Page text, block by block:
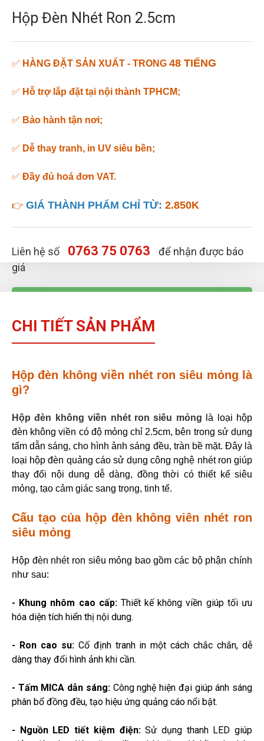
Hộp Đèn Nhét Ron 2.5cm
✅ HÀNG ĐẶT SẢN XUẤT - TRONG 48 TIẾNG
✅ Hỗ trợ lắp đặt tại nội thành TPHCM;
✅ Bảo hành tận nơi;
✅ Dễ thay tranh, in UV siêu bền;
✅ Đầy đủ hoá đơn VAT.
👉 GIÁ THÀNH PHẨM CHỈ TỪ: 2.850K
Liên hệ số 0763 75 0763
để nhận được báo
giá
0763 75 0763
CHI TIẾT SẢN PHẨM
Hộp đèn không viền nhét ron siêu mỏng là
gì?
Hộp đèn không viền nhét ron siêu mỏng là loại hộp
đèn không viền có độ mỏng chỉ 2.5cm, bên trong sử dụng
tấm dẫn sáng, cho hình ảnh sáng đều, tràn bề mặt. Đây là
loại hộp đèn quảng cáo sử dụng công nghệ nhét ron giúp
thay đổi nội dung dễ dàng, đồng thời có thiết kế siêu
mỏng, tạo cảm giác sang trọng, tinh tế.
Cấu tạo của hộp đèn không viên nhét ron
siêu mỏng
Hộp đèn nhét ron siêu mỏng bao gồm các bộ phận chính
như sau:
- Khung nhôm cao cấp:Thiết kế không viền giúp tối ưu
hóa diện tích hiển thị nội dung.
- Ron cao su: Cố định tranh in một cách chắc chắn, dễ
dàng thay đổi hình ảnh khi cần.
- Tấm MICA dẫn sáng: Công nghệ hiện đại giúp ánh sáng
phân bổ đồng đều, tạo hiệu ứng quảng cáo nổi bật.
- Nguồn LED tiết kiệm điện:Sử dụng thanh LED giúp